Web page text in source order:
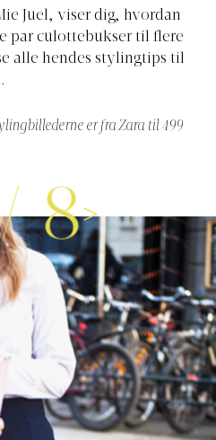
Juel, viser dig, hvordan
par culottebukser til flere
alle hendes stylingtips til
er fra Zara til 499
8